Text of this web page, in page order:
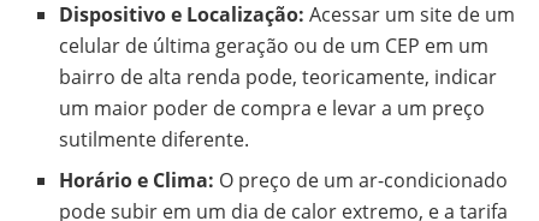
Dispositivo e Localização: Acessar um site de um
celular de última geração ou de um CEP em um
bairro de alta renda pode, teoricamente, indicar
um maior poder de compra e levar a um preço
sutilmente diferente.
Horário e Clima: O preço de um ar-condicionado
pode subir em um dia de calor extremo, e a tarifa